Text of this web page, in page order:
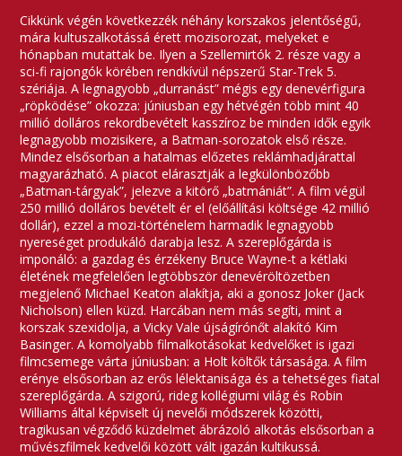
Cikkünk végén következzék néhány korszakos jelentőségű,
mára kultuszalkotássá érett mozisorozat, melyeket e
hónapban mutattak be. Ilyen a Szellemirtók 2. része vagy a
sci-fi rajongók körében rendkívül népszerű Star-Trek 5.
szériája. A legnagyobb „durranást” mégis egy denevérfigura
„röpködése” okozza: júniusban egy hétvégén több mint 40
millió dolláros rekordbevételt kasszíroz be minden idők egyik
legnagyobb mozisikere, a Batman-sorozatok első része.
Mindez elsősorban a hatalmas előzetes reklámhadjárattal
magyarázható. A piacot elárasztják a legkülönbözőbb
„Batman-tárgyak”, jelezve a kitörő „batmániát”. A film végül
250 millió dolláros bevételt ér el (előállítási költsége 42 millió
dollár), ezzel a mozi-történelem harmadik legnagyobb
nyereséget produkáló darabja lesz. A szereplőgárda is
imponáló: a gazdag és érzékeny Bruce Wayne-t a kétlaki
életének megfelelően legtöbbször denevéröltözetben
megjelenő Michael Keaton alakítja, aki a gonosz Joker (Jack
Nicholson) ellen küzd. Harcában nem más segíti, mint a
korszak szexidolja, a Vicky Vale újságírónőt alakító Kim
Basinger. A komolyabb filmalkotásokat kedvelőket is igazi
filmcsemege várta júniusban: a Holt költők társasága. A film
erénye elsősorban az erős lélektanisága és a tehetséges fiatal
szereplőgárda. A szigorú, rideg kollégiumi világ és Robin
Williams által képviselt új nevelői módszerek közötti,
tragikusan végződő küzdelmet ábrázoló alkotás elsősorban a
művészfilmek kedvelői között vált igazán kultikussá.